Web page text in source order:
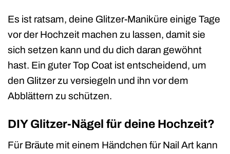
Es ist ratsam, deine Glitzer-Maniküre einige Tage
vor der Hochzeit machen zu lassen, damit sie
sich setzen kann und du dich daran gewöhnt
hast. Ein guter Top Coat ist entscheidend, um
den Glitzer zu versiegeln und ihn vor dem
Abblättern zu schützen.
DIY Glitzer-Nägel für deine Hochzeit?
Für Bräute mit einem Händchen für Nail Art kann